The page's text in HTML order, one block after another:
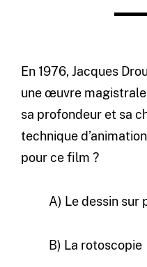
En 1976, Jacques
une œuvre
sa profondeur et sa
technique
pour ce film ?
A) Le dessin sur
B) La rotoscopie